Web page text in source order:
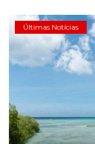
Últimas Notícias